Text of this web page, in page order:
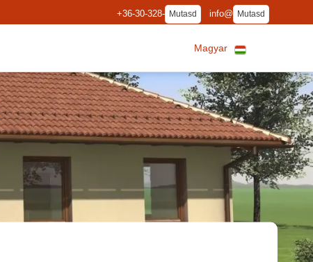
+36-30-328- Mutasd info@ Mutasd
Magyar